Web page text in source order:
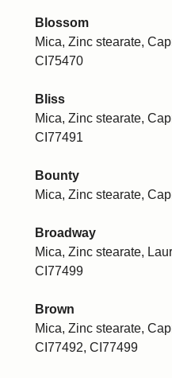
Blossom
Mica, Zinc stearate,
CI75470
Bliss
Mica, Zinc stearate,
CI77491
Bounty
Mica, Zinc stearate,
Broadway
Mica, Zinc stearate,
CI77499
Brown
Mica, Zinc stearate,
CI77492, CI77499